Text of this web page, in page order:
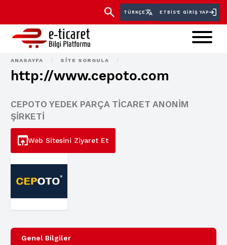
TÜRKÇE ETBİS'E GIRIŞ YAP
ANASAYFA / SITE SORGULA /
http://www.cepoto.com
CEPOTO YEDEK PARÇA TİCARET ANONİM
ŞİRKETİ
Web Sitesini Ziyaret Et
Genel Bilgiler